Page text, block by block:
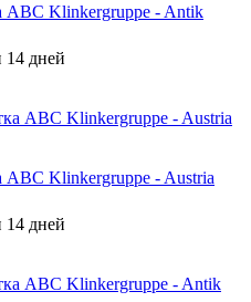
ABC Klinkergruppe - Antik
14 дней
ABC Klinkergruppe - Austria
14 дней